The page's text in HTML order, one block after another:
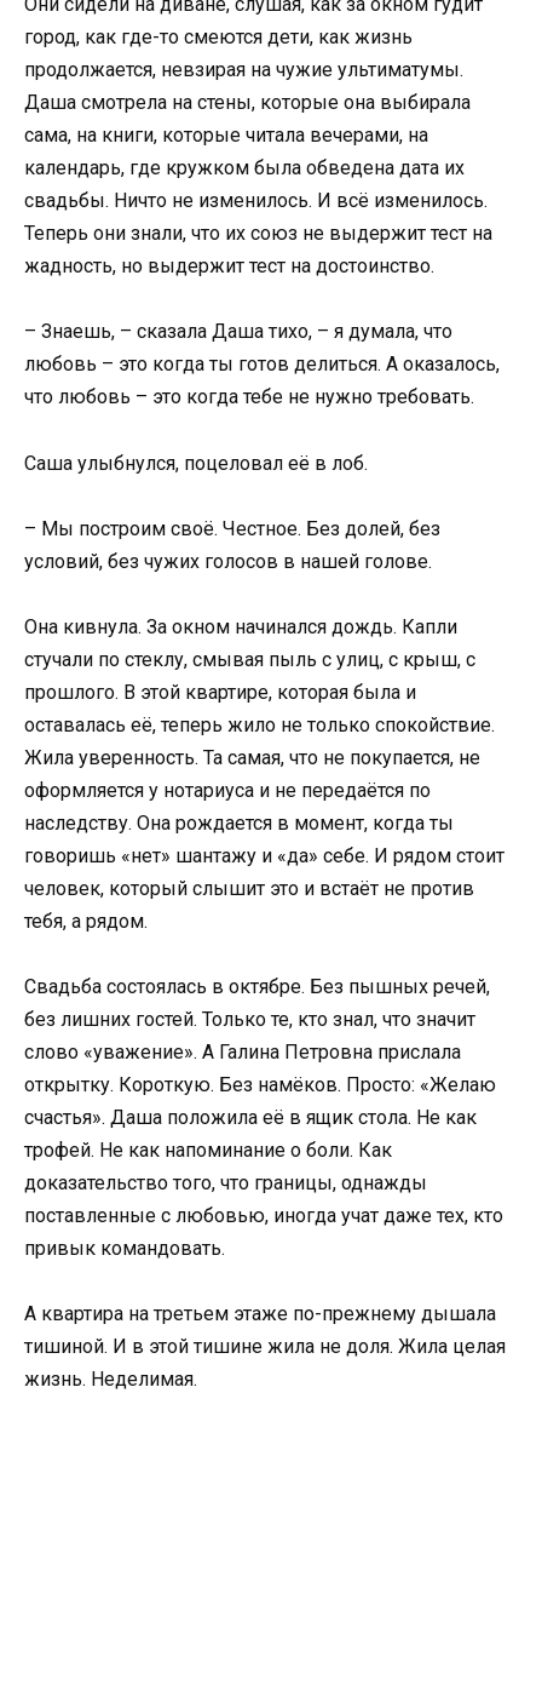
город, как где-то смеются дети, как жизнь
продолжается, невзирая на чужие ультиматумы.
Даша смотрела на стены, которые она выбирала
сама, на книги, которые читала вечерами, на
календарь, где кружком была обведена дата их
свадьбы. Ничто не изменилось. И всё изменилось.
Теперь они знали, что их союз не выдержит тест на
жадность, но выдержит тест на достоинство.
– Знаешь, – сказала Даша тихо, – я думала, что
любовь – это когда ты готов делиться. А оказалось,
что любовь – это когда тебе не нужно требовать.
Саша улыбнулся, поцеловал её в лоб.
– Мы построим своё. Честное. Без долей, без
условий, без чужих голосов в нашей голове.
Она кивнула. За окном начинался дождь. Капли
стучали по стеклу, смывая пыль с улиц, с крыш, с
прошлого. В этой квартире, которая была и
оставалась её, теперь жило не только спокойствие.
Жила уверенность. Та самая, что не покупается, не
оформляется у нотариуса и не передаётся по
наследству. Она рождается в момент, когда ты
говоришь «нет» шантажу и «да» себе. И рядом стоит
человек, который слышит это и встаёт не против
тебя, а рядом.
Свадьба состоялась в октябре. Без пышных речей,
без лишних гостей. Только те, кто знал, что значит
слово «уважение». А Галина Петровна прислала
открытку. Короткую. Без намёков. Просто: «Желаю
счастья». Даша положила её в ящик стола. Не как
трофей. Не как напоминание о боли. Как
доказательство того, что границы, однажды
поставленные с любовью, иногда учат даже тех, кто
привык командовать.
А квартира на третьем этаже по-прежнему дышала
тишиной. И в этой тишине жила не доля. Жила целая
жизнь. Неделимая.